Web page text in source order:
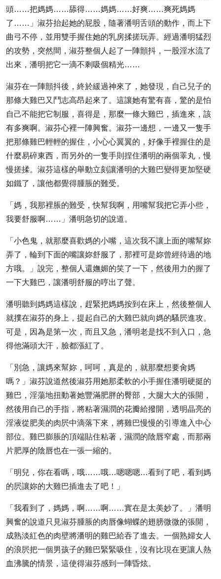
頭……把媽媽……舔得……媽媽……好爽……爽死媽媽
了……」淑芬抬起她的屁股，隨著潘明舌頭的動作，而上下
曲弓不停，並用雙手握住她的乳房揉搓玩弄。經過潘明猛烈
的攻勢，突然間，淑芬整個人起了一陣顫抖，一股淫水流了
出來，潘明把它一滴不剩吸個精光……
淑芬在一陣顫抖後，終於緩過神來了，她發現，自己兒子的
那條大雞巴又鬥志高昂起來了。這讓她有驚有喜，驚的是怕
自己不能把它制服，喜得是，那麼一條大雞巴，插進來，該
有多爽啊。淑芬心裡一陣興奮。淑芬一邊想，一邊又一隻手
把那條雞巴輕輕的握住，小心心翼翼的，好像手裡握住的是
什麼易碎東西，而另外的一隻手則捏住潘明的兩個睪丸，慢
慢搓揉。淑芬這樣的舉動立刻讓潘明的大雞巴變得更加堅硬
如鐵了，讓他都覺得腫脹的難受。
「媽，我那裡脹的難受，快幫我啊，用嘴幫我把它弄小些，
我要舒服啊……」潘明急切的說道。
「小色鬼，就那麼喜歡媽的小嘴，這次我不讓上面的嘴幫妳
弄了，輪到下面的嘴讓妳舒服了，那裡可是妳曾經待過的地
方哦。」說完，整個人還嫵媚的笑了一下，然後用力的握了
一下大雞巴，讓潘明舒服的哼出了聲。
潘明聽到媽媽這樣說，趕緊把媽媽按到在床上，然後整個人
就撲在淑芬的身上，提起自己的大雞巴就向媽的騷屄進攻。
可是，因為是第一次，而且又急，潘明老是找不到入口，急
得他滿頭大汗，臉都漲紅了。
「別急，讓媽來幫妳，呵呵，真是的，就那麼想要肏媽
嗎？」淑芬說道然後淑芬用她那柔軟的小手握住潘明硬挺的
雞巴，淫蕩地扭動著她豐滿肥胖的臀部，大腿大大的張開，
然後用自己的手指，將粘著濕潤的花瓣給撥開，透明晶亮的
淫液從肥美的肉屄中滴落下來，將雞巴慢慢的引導進入中心
部位。雞巴膨脹的頂端貼住粘著，濕潤的陰唇窄處，而那兩
片肥厚的陰唇也在一張一縮的。
「明兒，你在看嗎，哦……哦…嗯嗯嗯…看到了吧，看到媽
的屄讓妳的大雞巴插進去了吧！」
「我看到了，媽媽，啊……啊……實在是太美妙了。」潘明
興奮的說道只見淑芬腫脹的肉唇像蝴蝶的翅膀微微的張開，
成熟淡紅色的肉壁將潘明的雞巴給吞了進去。一個熟婦女人
的浪屄把一個男孩子的雞巴緊緊吸住，沒有比現在更讓人熱
血沸騰的情景，這使得淑芬感到一陣昏炫。